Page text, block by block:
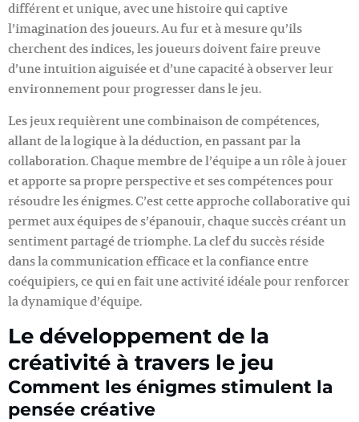
différent et unique, avec une histoire qui captive
l’imagination des joueurs. Au fur et à mesure qu’ils
cherchent des indices, les joueurs doivent faire preuve
d’une intuition aiguisée et d’une capacité à observer leur
environnement pour progresser dans le jeu.
Les jeux requièrent une combinaison de compétences,
allant de la logique à la déduction, en passant par la
collaboration. Chaque membre de l’équipe a un rôle à jouer
et apporte sa propre perspective et ses compétences pour
résoudre les énigmes. C’est cette approche collaborative qui
permet aux équipes de s’épanouir, chaque succès créant un
sentiment partagé de triomphe. La clef du succès réside
dans la communication efficace et la confiance entre
coéquipiers, ce qui en fait une activité idéale pour renforcer
la dynamique d’équipe.
Le développement de la
créativité à travers le jeu
Comment les énigmes stimulent la
pensée créative